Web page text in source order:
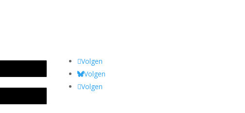
Volgen
Volgen
Volgen